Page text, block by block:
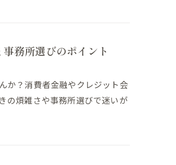
務所選びのポイント
か？消費者金融やクレジット会
の煩雑さや事務所選びで迷いが